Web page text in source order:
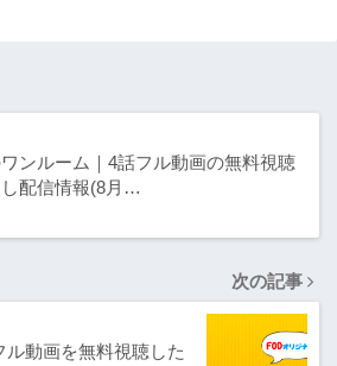
ンルーム｜4話フル動画の無料視聴
し配信情報(8月…
次の記事
動画を無料視聴した